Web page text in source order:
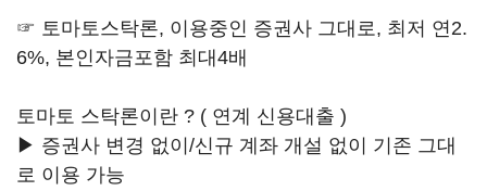
☞ 토마토스탁론, 이용중인 증권사 그대로, 최저 연2.
6%, 본인자금포함 최대4배
토마토 스탁론이란 ? ( 연계 신용대출 )
▶ 증권사 변경 없이/신규 계좌 개설 없이 기존 그대
로 이용 가능